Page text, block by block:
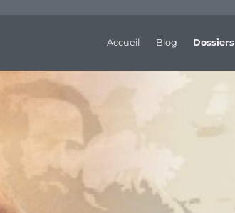
Accueil Blog Dossiers